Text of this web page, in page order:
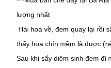
Hái hoa về, đem quay lại rồi
thấy hoa chín mềm là được
Sau khi sấy diêm sinh đem đi